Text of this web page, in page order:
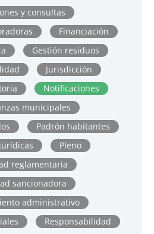
y consultas
Financiación
Gestión residuos
Jurisdicción
Notificaciones
municipales
Padrón habitantes
Pleno
reglamentaria
sancionadora
administrativo
Responsabilidad